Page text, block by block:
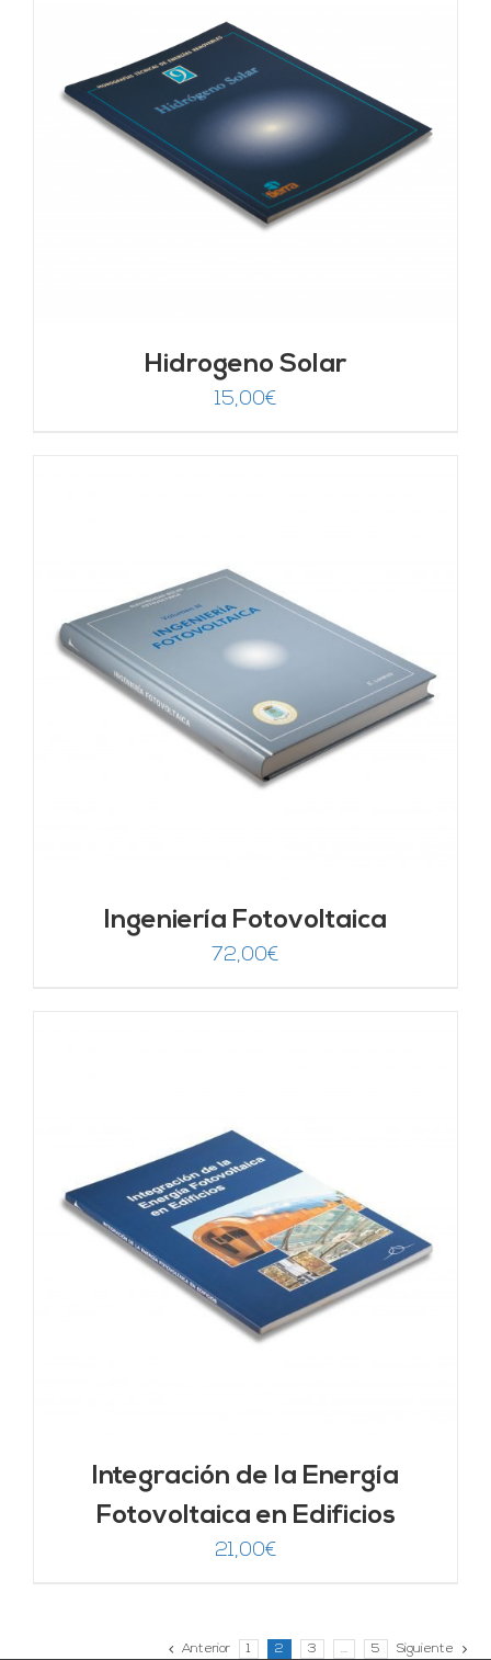
Hidrogeno Solar
15,00€
Ingeniería Fotovoltaica
72,00€
Integración de la Energía
Fotovoltaica en Edificios
21,00€
Anterior 1 2 3 … 5 Siguiente